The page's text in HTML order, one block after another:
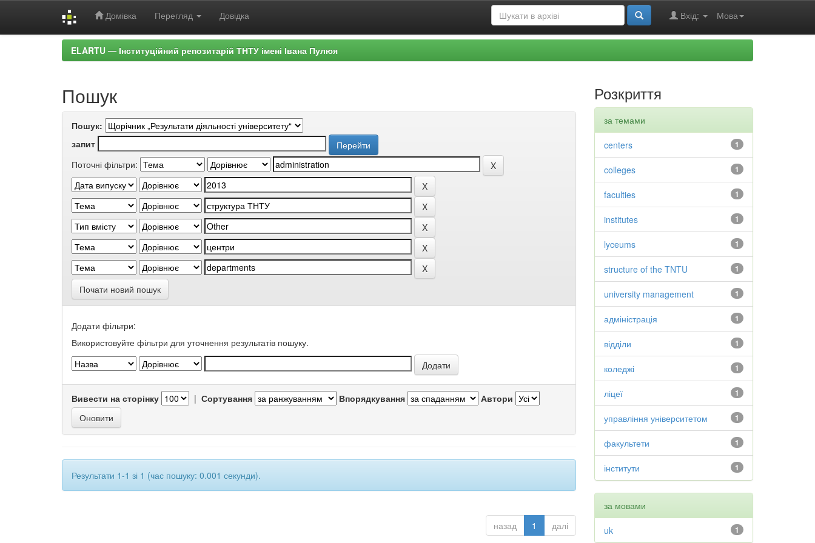
Домівка Перегляд Довідка Мова
Вхід:
ELARTU — Інституційний репозитарій ТНТУ імені Івана Пулюя
Пошук
Пошук:
запит
Поточні фільтри:
Почати новий пошук
Додати фільтри:
Використовуйте фільтри для уточнення результатів пошуку.
Вивести на сторінку | Сортування Впорядкування Автори
Результати 1-1 зі 1 (час пошуку: 0.001 секунди).
назад 1 далі
Розкриття
за темами
1
centers
1
colleges
1
faculties
1
institutes
1
lyceums
1
structure of the TNTU
1
university management
1
адміністрація
1
відділи
1
коледжі
1
ліцеї
1
управління університетом
1
факультети
1
інститути
за мовами
1
uk